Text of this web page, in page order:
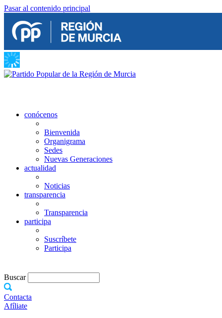
Pasar al contenido principal
conócenos
Bienvenida
Organigrama
Sedes
Nuevas Generaciones
actualidad
Noticias
transparencia
Transparencia
participa
Suscríbete
Participa
Buscar
Contacta
Afíliate